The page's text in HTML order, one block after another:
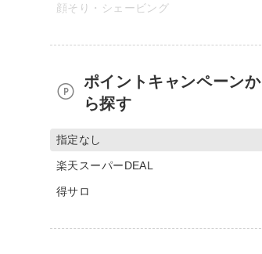
顔そり・シェービング
ポイントキャンペーンか
ら探す
指定なし
楽天スーパーDEAL
得サロ